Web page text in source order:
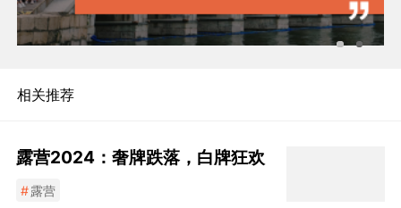
相关推荐
露营2024：奢牌跌落，白牌狂欢
#露营